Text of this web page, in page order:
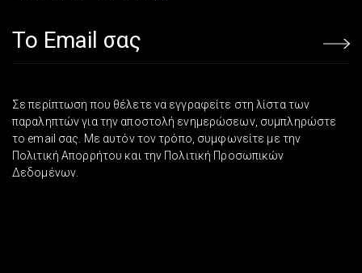
Email address
Σε περίπτωση που θέλετε να εγγραφείτε στη λίστα των
παραληπτών για την αποστολή ενημερώσεων, συμπληρώστε
το email σας. Με αυτόν τον τρόπο, συμφωνείτε με την
Πολιτική Απορρήτου και την Πολιτική Προσωπικών
Δεδομένων.